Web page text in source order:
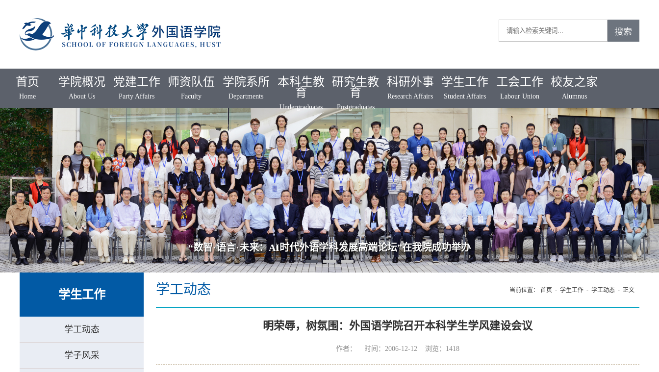
首页
Home
学院概况
About Us
党建工作
Party Affairs
师资队伍
Faculty
学院系所
Departments
本科生教
育
Undergraduates
研究生教
育
Postgraduates
科研外事
Research Affairs
学生工作
Student Affairs
工会工作
Labour Union
校友之家
Alumnus
“数智·语言·未来：AI时代外语学科发展高端论坛”在我院成功举办
学生工作
学工动态
学子风采
学工动态 当前位置： 首页 - 学生工作- 学工动态- 正文
明荣辱，树氛围：外国语学院召开本科学生学风建设会议
作者： 时间：2006-12-12 浏览： 1418